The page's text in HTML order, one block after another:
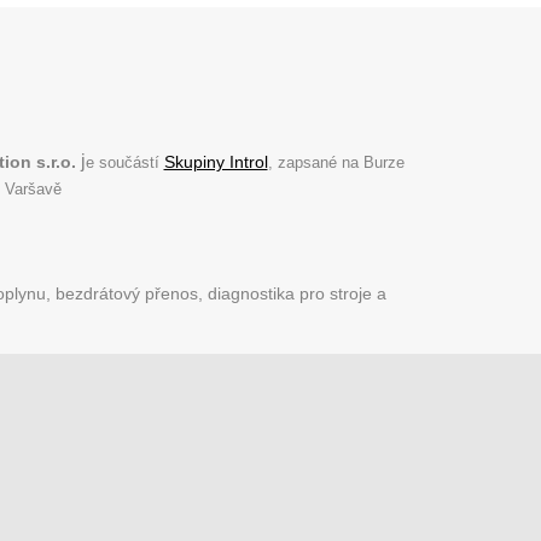
s.r.o. je součástí Skupiny Introl, zapsané na Burze
bezdrátový přenos, diagnostika pro stroje a